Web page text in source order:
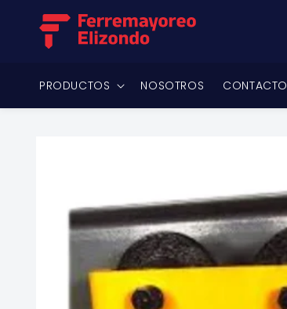
directamente
al contenido
PRODUCTOS NOSOTROS CONTACTO